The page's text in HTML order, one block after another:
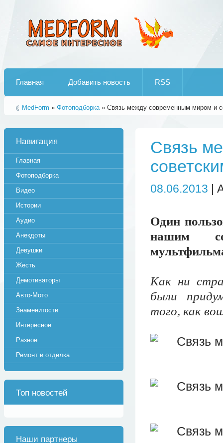
Главная Добавить новость RSS
MedForm » Фотоподборка» Связь между современным миром и
Связь
08.06.2013 |
Один
нашим
Как ни
были
того, как
Навигация
Главная
Фотоподборка
Видео
Истории
Аудио
Анекдоты
Девушки
Жесть
Демотиваторы
Авто-Мото
Знаменитости
Интересное
Разное
Ремонт и отделка
Топ новостей
Наши партнеры